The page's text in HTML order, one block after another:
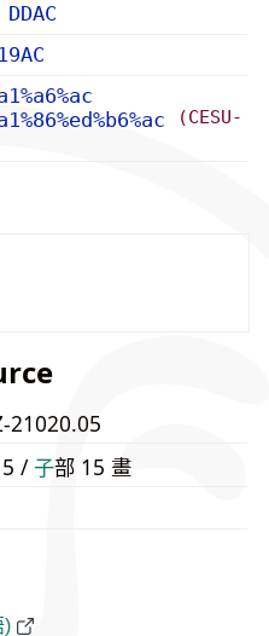
(CESU-
21020.05
/⼦部 15 畫
)